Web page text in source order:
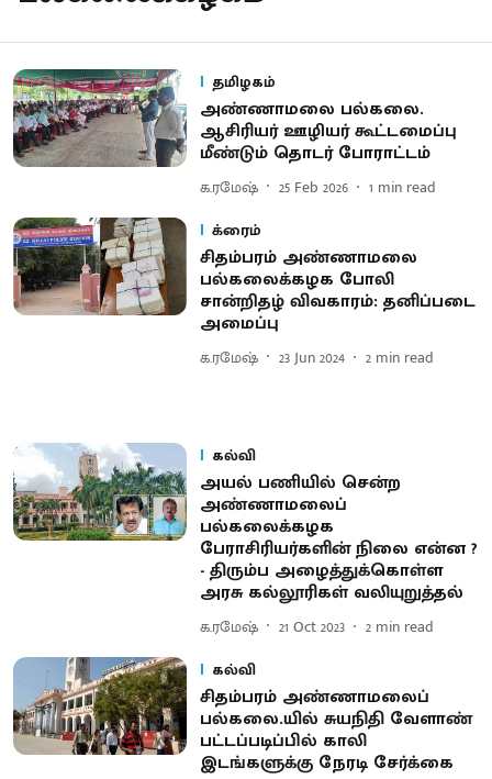
தமிழகம்
அண்ணாமலை பல்கலை.
ஆசிரியர் ஊழியர் கூட்டமைப்பு
மீண்டும் தொடர் போராட்டம்
க.ரமேஷ் 25 Feb 2026 1 min read
க்ரைம்
சிதம்பரம் அண்ணாமலை
பல்கலைக்கழக போலி
சான்றிதழ் விவகாரம்: தனிப்படை
அமைப்பு
க.ரமேஷ் 23 Jun 2024 2 min read
கல்வி
அயல் பணியில் சென்ற
அண்ணாமலைப்
பல்கலைக்கழக
பேராசிரியர்களின் நிலை என்ன ?
- திரும்ப அழைத்துக்கொள்ள
அரசு கல்லூரிகள் வலியுறுத்தல்
க.ரமேஷ் 21 Oct 2023 2 min read
கல்வி
சிதம்பரம் அண்ணாமலைப்
பல்கலை.யில் சுயநிதி வேளாண்
பட்டப்படிப்பில் காலி
இடங்களுக்கு நேரடி சேர்க்கை